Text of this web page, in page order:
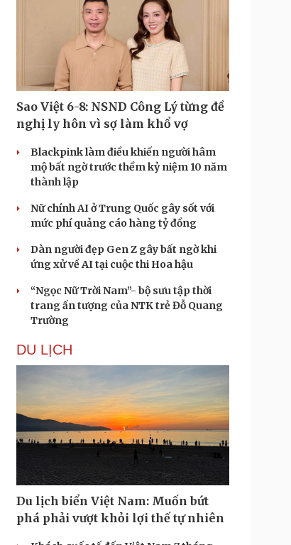
Sao Việt 6-8: NSND Công Lý từng đề
nghị ly hôn vì sợ làm khổ vợ
Blackpink làm điều khiến người hâm
mộ bất ngờ trước thềm kỷ niệm 10 năm
thành lập
Nữ chính AI ở Trung Quốc gây sốt với
mức phí quảng cáo hàng tỷ đồng
Dàn người đẹp Gen Z gây bất ngờ khi
ứng xử về AI tại cuộc thi Hoa hậu
“Ngọc Nữ Trời Nam”- bộ sưu tập thời
trang ấn tượng của NTK trẻ Đỗ Quang
Trường
DU LỊCH
Du lịch biển Việt Nam: Muốn bứt
phá phải vượt khỏi lợi thế tự nhiên